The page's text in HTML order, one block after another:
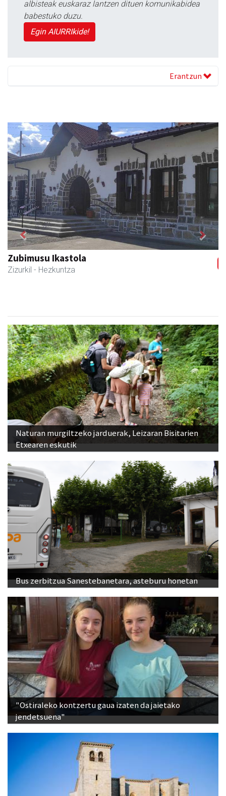
albisteak euskaraz lantzen dituen komunikabidea
babestuko duzu.
Egin AIURRIkide!
Erantzun
Zubimusu Ikastola
Zizurkil - Hezkuntza
Previous Next
Naturan murgiltzeko jarduerak, Leizaran Bisitarien
Etxearen eskutik
Bus zerbitzua Sanestebanetara, asteburu honetan
"Ostiraleko kontzertu gaua izaten da jaietako
jendetsuena"